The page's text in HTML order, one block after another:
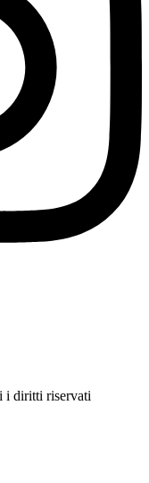
i diritti riservati